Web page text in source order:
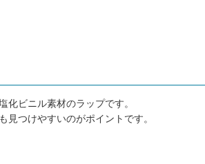
化ビニル素材のラップです。
見つけやすいのがポイントです。